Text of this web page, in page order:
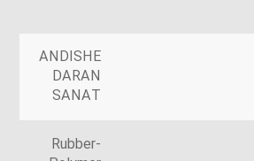
ANDISHE
DARAN
SANAT
Rubber-